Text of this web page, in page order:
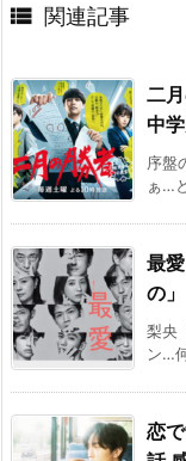
 関連記事
二
中
序盤
ぁ…
最
の」
梨央
ン…
恋